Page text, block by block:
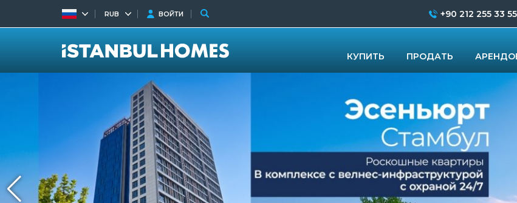
RUB ВОЙТИ +90 212 255 33 55
КУПИТЬ ПРОДАТЬ